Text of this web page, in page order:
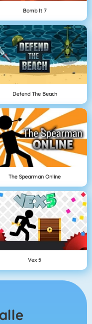
Bomb It 7
Defend The Beach
The Spearman Online
Vex 5